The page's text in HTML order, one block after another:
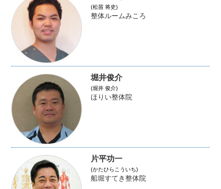
(松苗 将史)
整体ルームみころ
堀井俊介
(堀井 俊介)
ほりい整体院
片平功一
(かたひらこういち)
船堀すてき整体院